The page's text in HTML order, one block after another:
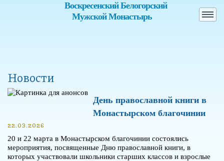
Воскресенский Белогорский
Мужской Монастырь
Новости
День православной книги в
Монастырском благочинии
22.03.2026
20 и 22 марта в Монастырском благочинии состоялись
мероприятия, посвященные Дню православной книги, в
которых участвовали школьники старших классов и взрослые